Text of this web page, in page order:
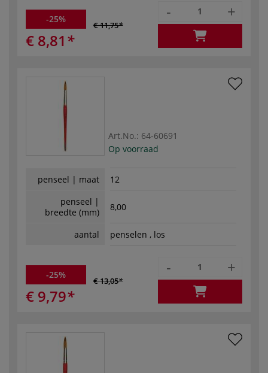
-25%
€ 11,75
€ 8,81
- +
Art.No.: 64-60691
Op voorraad
penseel | maat
12
penseel |
breedte (mm)
8,00
aantal penselen , los
-25%
€ 13,05
€ 9,79
- +